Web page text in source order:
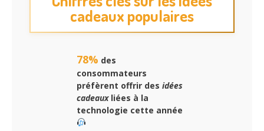
cadeaux populaires
78% des
consommateurs
préfèrent offrir des idées
cadeauxliées à la
technologie cette année